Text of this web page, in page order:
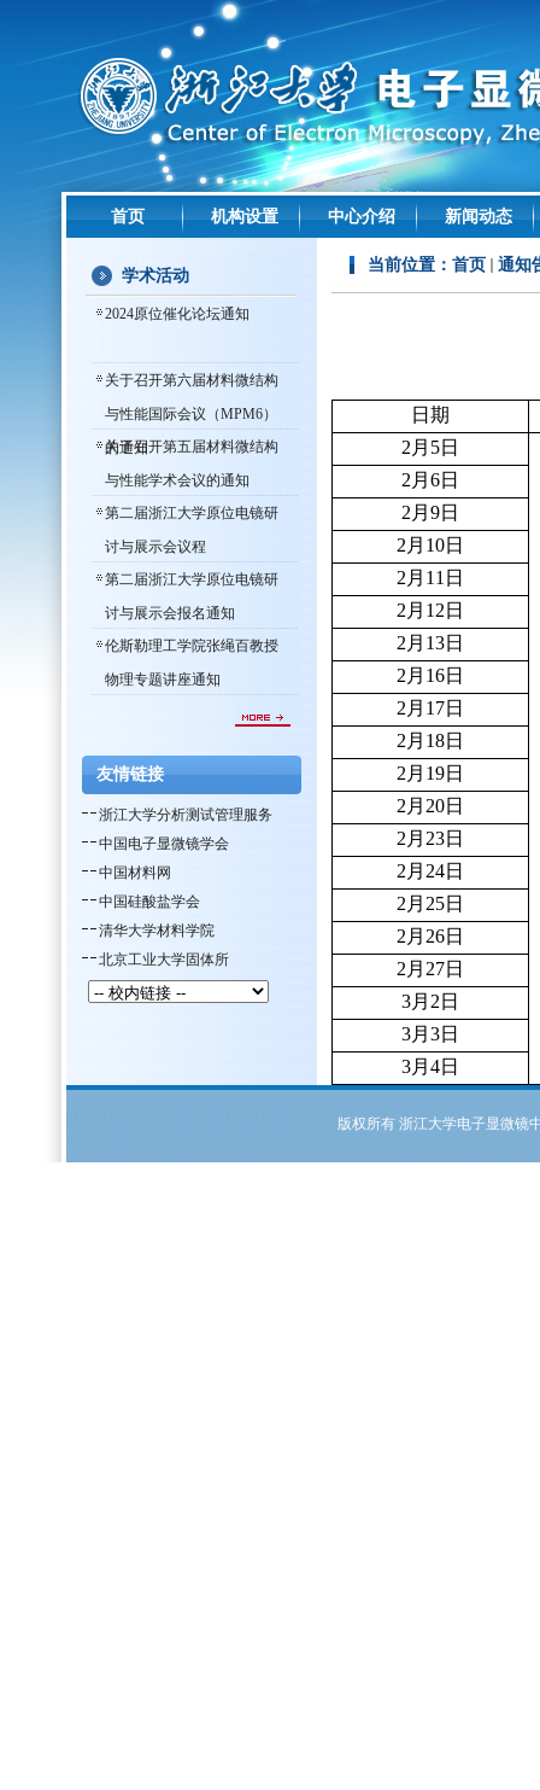
首页 机构设置 中心介绍 新闻动态
学术活动
2024原位催化论坛通知
关于召开第六届材料微结构
与性能国际会议（MPM6）
的通知
关于召开第五届材料微结构
与性能学术会议的通知
第二届浙江大学原位电镜研
讨与展示会议程
第二届浙江大学原位电镜研
讨与展示会报名通知
伦斯勒理工学院张绳百教授
物理专题讲座通知
友情链接
浙江大学分析测试管理服务
中国电子显微镜学会
中国材料网
中国硅酸盐学会
清华大学材料学院
北京工业大学固体所
当前位置： 首页 通知
日期
2月5日
2月6日
2月9日
2月10日
2月11日
2月12日
2月13日
2月16日
2月17日
2月18日
2月19日
2月20日
2月23日
2月24日
2月25日
2月26日
2月27日
3月2日
3月3日
3月4日
版权所有 浙江大学电子显微镜